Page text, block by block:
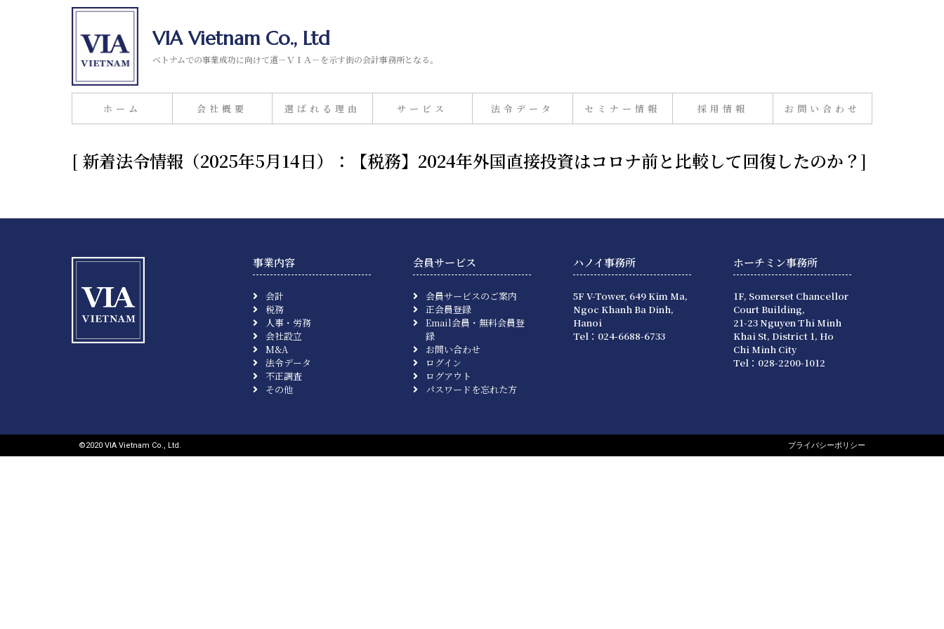
VIA Vietnam Co., Ltd
ベトナムでの事業成功に向けて道－ＶＩＡ－を示す街の会計事務所となる。
ホーム 会社概要 選ばれる理由 サービス 法令データ セミナー情報 採用情報 お問い合わせ
[ 新着法令情報（2025年5月14日）：【税務】2024年外国直接投資はコロナ前と比較して回復したのか？]
事業内容
会計
税務
人事・労務
会社設立
M&A
法令データ
不正調査
その他
会員サービス
会員サービスのご案内
正会員登録
Email会員・無料会員登
録
お問い合わせ
ログイン
ログアウト
パスワードを忘れた方
ハノイ事務所
5F V-Tower, 649 Kim Ma,
Ngoc Khanh Ba Dinh,
Hanoi
Tel：024-6688-6733
ホーチミン事務所
1F, Somerset Chancellor
Court Building,
21-23 Nguyen Thi Minh
Khai St, District 1, Ho
Chi Minh City
Tel：028-2200-1012
©︎2020 VIA Vietnam Co., Ltd. プライバシーポリシー